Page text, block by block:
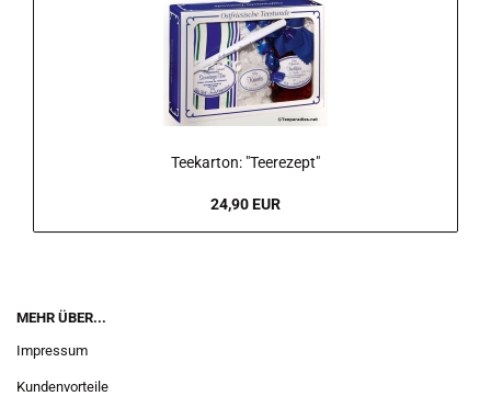
Teekarton: "Teerezept"
24,90 EUR
MEHR ÜBER...
Impressum
Kundenvorteile